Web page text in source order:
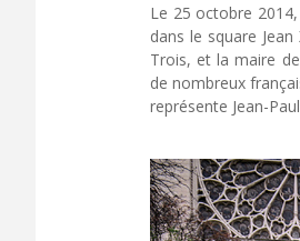
Le 25 octobre
dans le square
Trois, et la maire
de nombreux
représente Jean-